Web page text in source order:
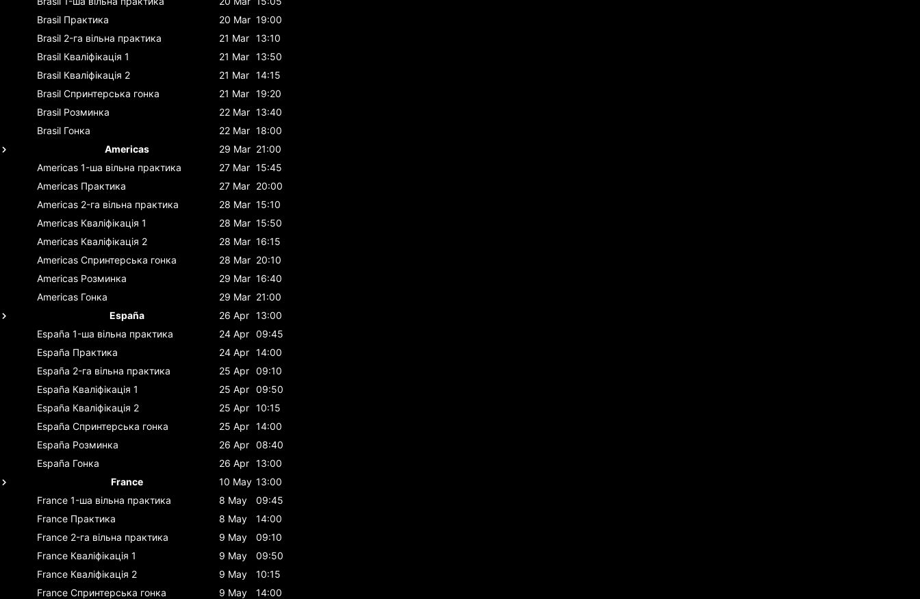
Brasil Практика 20 Mar 19:00
Brasil 2-га вільна практика 21 Mar 13:10
Brasil Кваліфікація 1 21 Mar 13:50
Brasil Кваліфікація 2 21 Mar 14:15
Brasil Спринтерська гонка 21 Mar 19:20
Brasil Розминка 22 Mar 13:40
Brasil Гонка 22 Mar 18:00
Americas
29 Mar 21:00
Americas 1-ша вільна практика 27 Mar 15:45
Americas Практика 27 Mar 20:00
Americas 2-га вільна практика 28 Mar 15:10
Americas Кваліфікація 1 28 Mar 15:50
Americas Кваліфікація 2 28 Mar 16:15
Americas Спринтерська гонка 28 Mar 20:10
Americas Розминка 29 Mar 16:40
Americas Гонка 29 Mar 21:00
España
26 Apr 13:00
España 1-ша вільна практика 24 Apr 09:45
España Практика 24 Apr 14:00
España 2-га вільна практика 25 Apr 09:10
España Кваліфікація 1 25 Apr 09:50
España Кваліфікація 2 25 Apr 10:15
España Спринтерська гонка 25 Apr 14:00
España Розминка 26 Apr 08:40
España Гонка 26 Apr 13:00
France
10 May 13:00
France 1-ша вільна практика 8 May
09:45
France Практика 8 May
14:00
France 2-га вільна практика 9 May
09:10
France Кваліфікація 1 9 May
09:50
France Кваліфікація 2 9 May
10:15
France Спринтерська гонка 9 May
14:00